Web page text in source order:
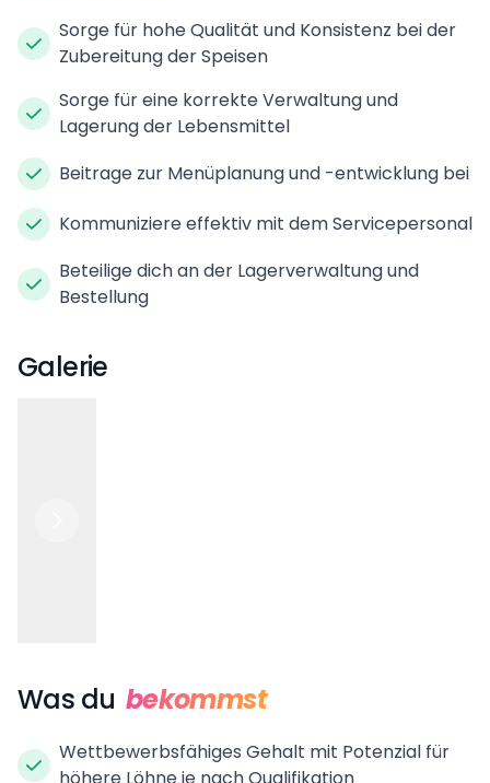
Sorge für hohe Qualität und Konsistenz bei der
Zubereitung der Speisen
Sorge für eine korrekte Verwaltung und
Lagerung der Lebensmittel
Beitrage zur Menüplanung und -entwicklung bei
Kommuniziere effektiv mit dem Servicepersonal
Beteilige dich an der Lagerverwaltung und
Bestellung
Galerie
Was du bekommst
Wettbewerbsfähiges Gehalt mit Potenzial für
höhere Löhne je nach Qualifikation